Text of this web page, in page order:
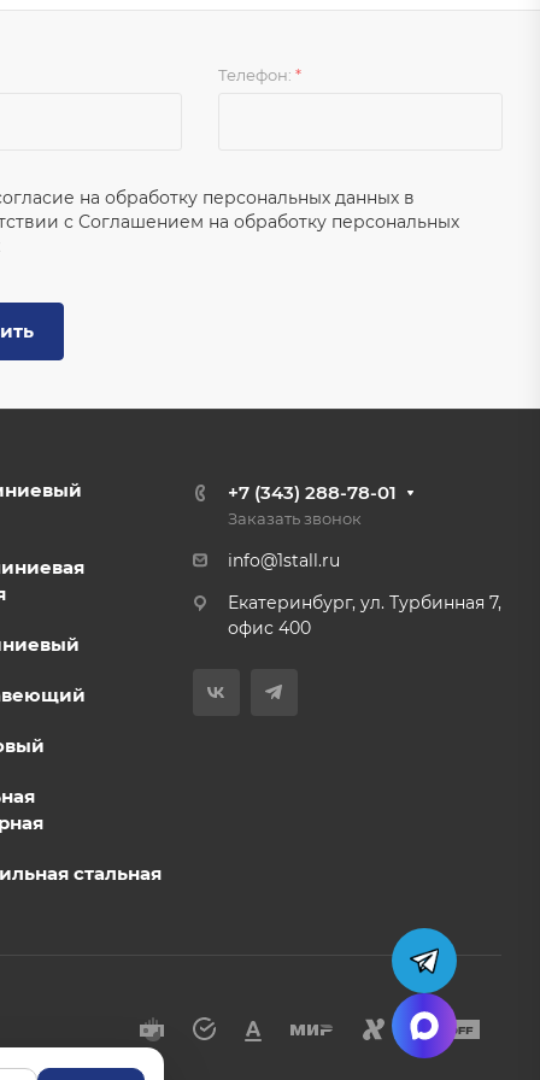
Телефон: *
на обработку персональных данных в
с Соглашением на обработку персональных
стальная
+7 (343) 288-78-01
Заказать звонок
info@1stall.ru
Екатеринбург, ул. Турбинная 7,
офис 400